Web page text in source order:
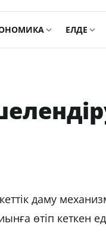
ЕЛДЕ
даму
өтіп кеткен